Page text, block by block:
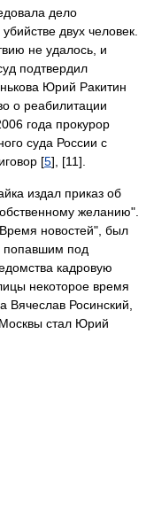
дело
двух человек.
не удалось, и
подтвердил
Юрий Ракитин
о реабилитации
года прокурор
суда России с
[5], [11].
издал приказ об
желанию".
новостей", был
попавшим под
кадровую
некоторое время
Вячеслав Росинский,
стал Юрий